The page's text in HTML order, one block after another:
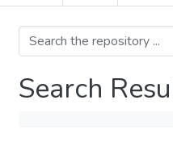
Search